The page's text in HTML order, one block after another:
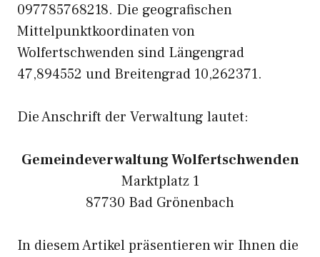
097785768218. Die geografischen
Mittelpunktkoordinaten von
Wolfertschwenden sind Längengrad
47,894552 und Breitengrad 10,262371.
Die Anschrift der Verwaltung lautet:
Gemeindeverwaltung Wolfertschwenden
Marktplatz 1
87730 Bad Grönenbach
In diesem Artikel präsentieren wir Ihnen die